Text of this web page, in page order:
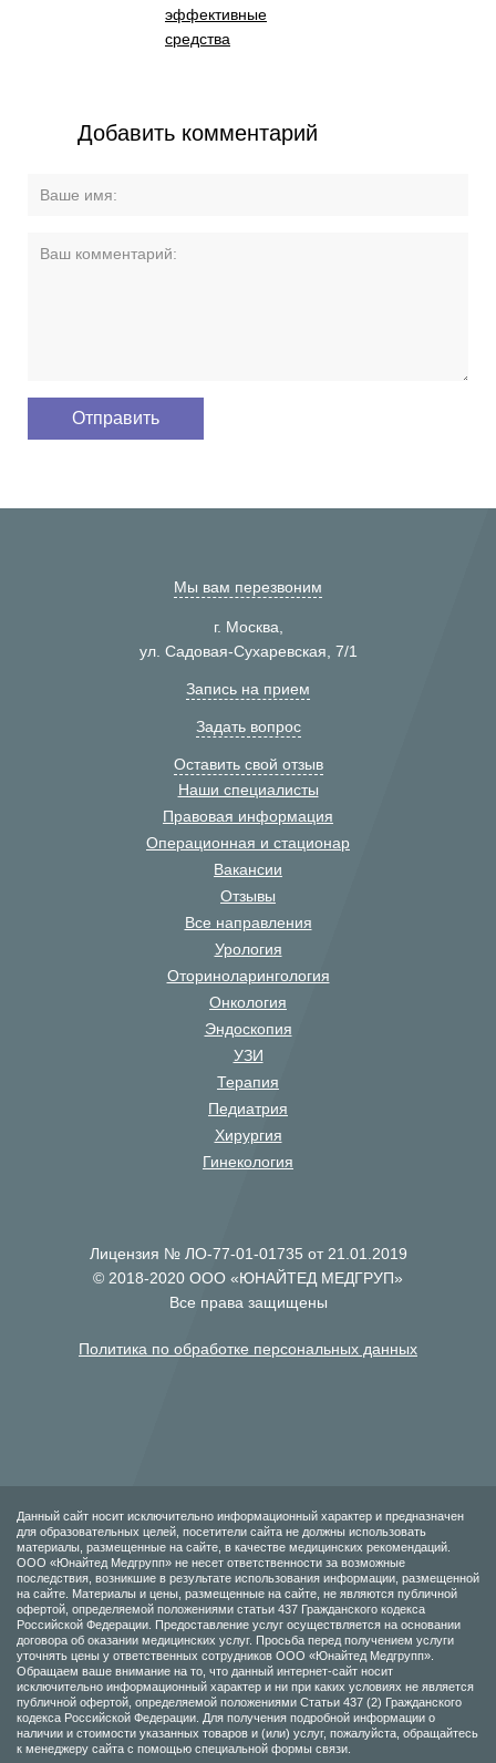
эффективные
средства
Добавить комментарий
Мы вам перезвоним
г. Москва,
ул. Садовая-Сухаревская, 7/1
Запись на прием
Задать вопрос
Оставить свой отзыв
Наши специалисты
Правовая информация
Операционная и стационар
Вакансии
Отзывы
Все направления
Урология
Оториноларингология
Онкология
Эндоскопия
УЗИ
Терапия
Педиатрия
Хирургия
Гинекология
Лицензия № ЛО-77-01-01735 от 21.01.2019
© 2018-2020 ООО «ЮНАЙТЕД МЕДГРУП»
Все права защищены
Политика по обработке персональных данных
Данный сайт носит исключительно информационный характер и предназначен
для образовательных целей, посетители сайта не должны использовать
материалы, размещенные на сайте, в качестве медицинских рекомендаций.
ООО «Юнайтед Медгрупп» не несет ответственности за возможные
последствия, возникшие в результате использования информации, размещенной
на сайте. Материалы и цены, размещенные на сайте, не являются публичной
офертой, определяемой положениями статьи 437 Гражданского кодекса
Российской Федерации. Предоставление услуг осуществляется на основании
договора об оказании медицинских услуг. Просьба перед получением услуги
уточнять цены у ответственных сотрудников ООО «Юнайтед Медгрупп».
Обращаем ваше внимание на то, что данный интернет-сайт носит
исключительно информационный характер и ни при каких условиях не является
публичной офертой, определяемой положениями Статьи 437 (2) Гражданского
кодекса Российской Федерации. Для получения подробной информации о
наличии и стоимости указанных товаров и (или) услуг, пожалуйста, обращайтесь
к менеджеру сайта с помощью специальной формы связи.